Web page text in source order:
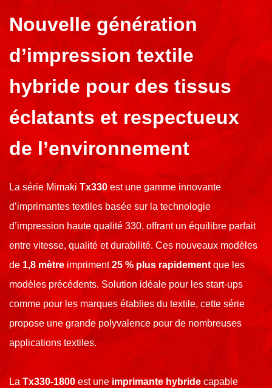
Nouvelle génération
d’impression textile
hybride pour des tissus
éclatants et respectueux
de l’environnement
La série Mimaki Tx330 est une gamme innovante
d’imprimantes textiles basée sur la technologie
d’impression haute qualité 330, offrant un équilibre parfait
entre vitesse, qualité et durabilité. Ces nouveaux modèles
de 1,8 mètre impriment25 % plus rapidementque les
modèles précédents. Solution idéale pour les start-ups
comme pour les marques établies du textile, cette série
propose une grande polyvalence pour de nombreuses
applications textiles.
La Tx330-1800 est une imprimante hybride capable